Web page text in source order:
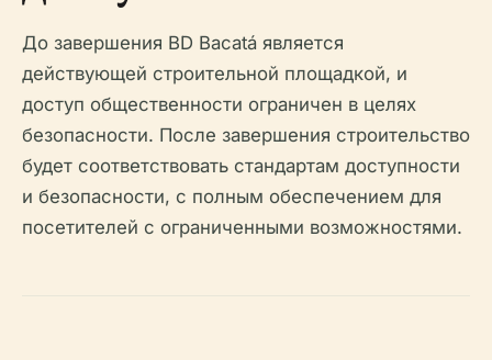
До завершения BD Bacatá является
действующей строительной площадкой, и
доступ общественности ограничен в целях
безопасности. После завершения строительство
будет соответствовать стандартам доступности
и безопасности, с полным обеспечением для
посетителей с ограниченными возможностями.